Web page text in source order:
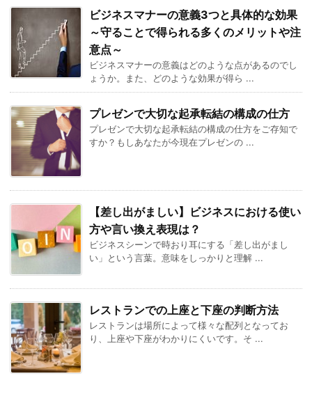
ビジネスマナーの意義3つと具体的な効果
～守ることで得られる多くのメリットや注
意点～
ビジネスマナーの意義はどのような点があるのでし
ょうか。また、どのような効果が得ら ...
プレゼンで大切な起承転結の構成の仕方
プレゼンで大切な起承転結の構成の仕方をご存知で
すか？もしあなたが今現在プレゼンの ...
【差し出がましい】ビジネスにおける使い
方や言い換え表現は？
ビジネスシーンで時おり耳にする「差し出がまし
い」という言葉。意味をしっかりと理解 ...
レストランでの上座と下座の判断方法
レストランは場所によって様々な配列となってお
り、上座や下座がわかりにくいです。そ ...